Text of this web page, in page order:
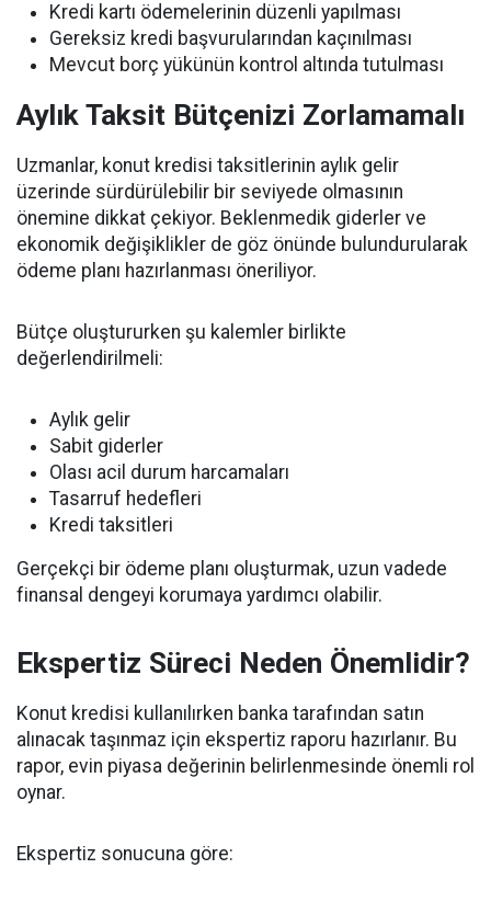
Kredi kartı ödemelerinin düzenli yapılması
Gereksiz kredi başvurularından kaçınılması
Mevcut borç yükünün kontrol altında tutulması
Aylık Taksit Bütçenizi Zorlamamalı
Uzmanlar, konut kredisi taksitlerinin aylık gelir
üzerinde sürdürülebilir bir seviyede olmasının
önemine dikkat çekiyor. Beklenmedik giderler ve
ekonomik değişiklikler de göz önünde bulundurularak
ödeme planı hazırlanması öneriliyor.
Bütçe oluştururken şu kalemler birlikte
değerlendirilmeli:
Aylık gelir
Sabit giderler
Olası acil durum harcamaları
Tasarruf hedefleri
Kredi taksitleri
Gerçekçi bir ödeme planı oluşturmak, uzun vadede
finansal dengeyi korumaya yardımcı olabilir.
Ekspertiz Süreci Neden Önemlidir?
Konut kredisi kullanılırken banka tarafından satın
alınacak taşınmaz için ekspertiz raporu hazırlanır. Bu
rapor, evin piyasa değerinin belirlenmesinde önemli rol
oynar.
Ekspertiz sonucuna göre: